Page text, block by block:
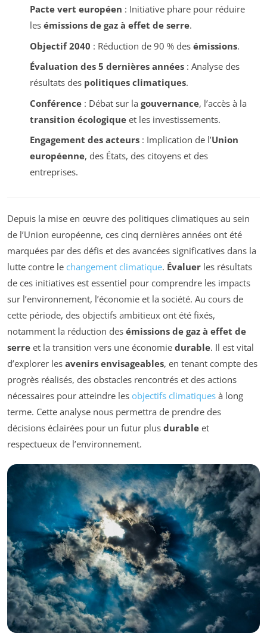
Pacte vert européen : Initiative phare pour réduire
les émissions de gaz à effet de serre.
Objectif 2040 : Réduction de 90 % des émissions.
Évaluation des 5 dernières années: Analyse des
résultats des politiques climatiques.
Conférence: Débat sur la gouvernance, l’accès à la
transition écologiqueet les investissements.
Engagement des acteurs: Implication de l’Union
européenne, des États, des citoyens et des
entreprises.
Depuis la mise en œuvre des politiques climatiques au sein
de l’Union européenne, ces cinq dernières années ont été
marquées par des défis et des avancées significatives dans la
lutte contre le changement climatique. Évaluer les résultats
de ces initiatives est essentiel pour comprendre les impacts
sur l’environnement, l’économie et la société. Au cours de
cette période, des objectifs ambitieux ont été fixés,
notamment la réduction des émissions de gaz à effet de
serre et la transition vers une économie durable. Il est vital
d’explorer les avenirs envisageables, en tenant compte des
progrès réalisés, des obstacles rencontrés et des actions
nécessaires pour atteindre les objectifs climatiques à long
terme. Cette analyse nous permettra de prendre des
décisions éclairées pour un futur plus durable et
respectueux de l’environnement.